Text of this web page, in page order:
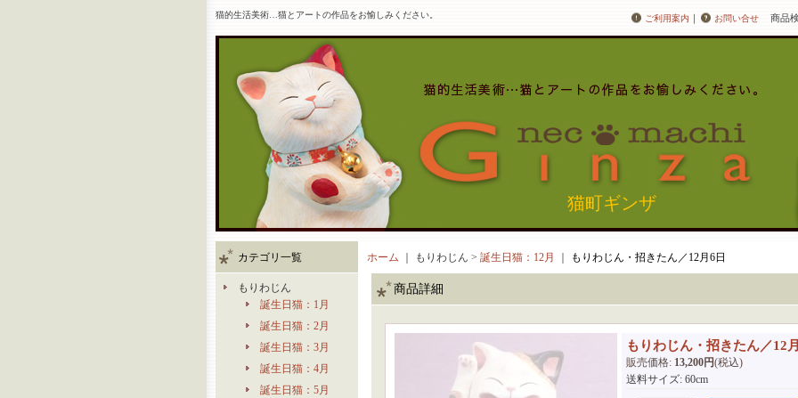
猫的生活美術…猫とアートの作品をお愉しみください。
猫町ギンザ
ご利用案内 ｜ お問い合せ 商品
カテゴリ一覧
もりわじん
誕生日猫：1月
誕生日猫：2月
誕生日猫：3月
誕生日猫：4月
誕生日猫：5月
ホーム ｜ もりわじん > 誕生日猫：12月 もりわじん・招きたん／12月6日
商品詳細
もりわじん・招きたん／12
販売価格: 13,200円(税込)
送料サイズ: 60cm